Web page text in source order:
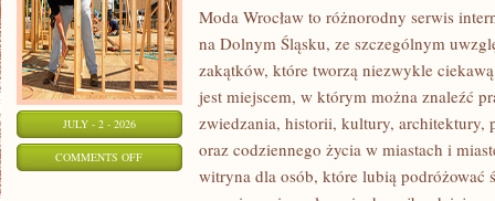
JULY - 2 - 2026
COMMENTS OFFON
Moda Wrocław to różnorodny serwis
na Dolnym Śląsku, ze szczególnym
zakątków, które tworzą niezwykle
jest miejscem, w którym można znaleźć
zwiedzania, historii, kultury, architektury,
oraz codziennego życia w miastach i
witryna dla osób, które lubią podróżować